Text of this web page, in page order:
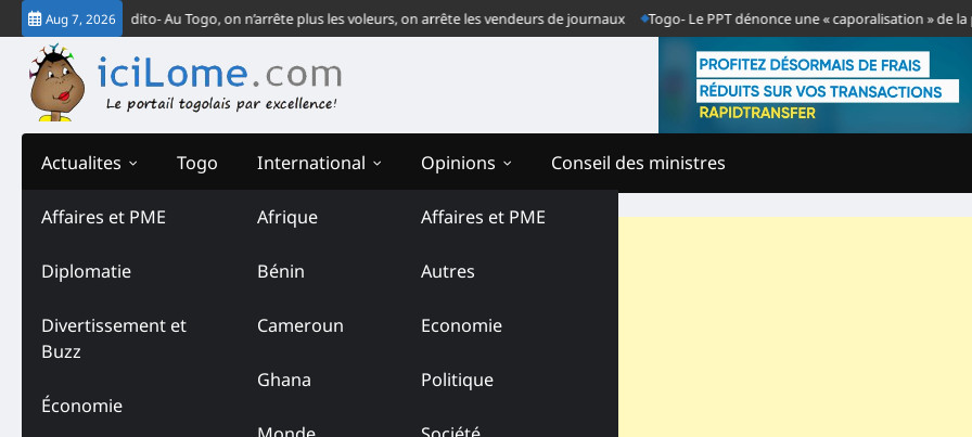
Skip
to
content
Aug 7, 2026
Édito- Au Togo, on n’arrête plus les voleurs, on arrête les vendeurs de journaux Togo- Le PPT dénonce une « caporalisation » de la
Actualites
Affaires et PME
Diplomatie
Divertissement et
Buzz
Économie
Togo International
Afrique
Bénin
Cameroun
Ghana
Opinions
Affaires et PME
Autres
Economie
Politique
Conseil des ministres